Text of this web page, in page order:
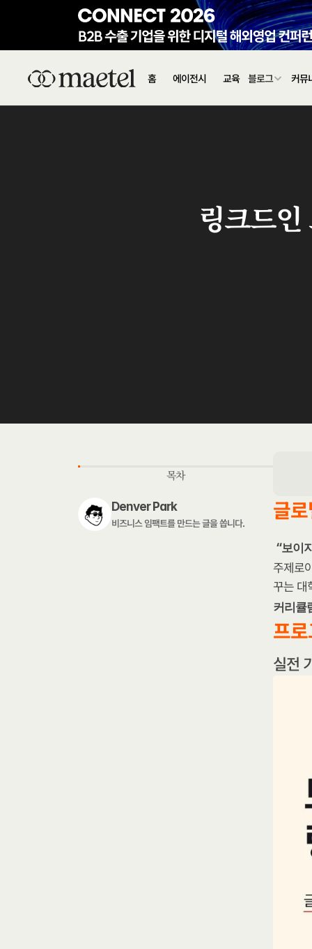
홈 에이전시 교육 블로그 커뮤
링크드
목차
Denver Park
비즈니스 임팩트를 만드는 글을 씁니다. 글
“보이
주제로
꾸는 대
커리큘
프
실전